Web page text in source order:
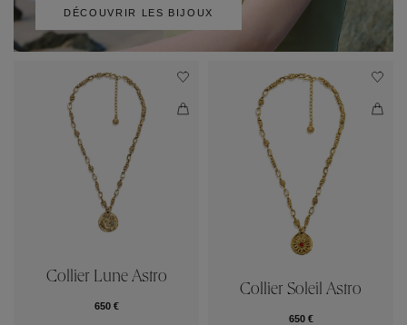
DÉCOUVRIR LES BIJOUX
Collier Lune Astro
650 €
Collier Soleil Astro
650 €